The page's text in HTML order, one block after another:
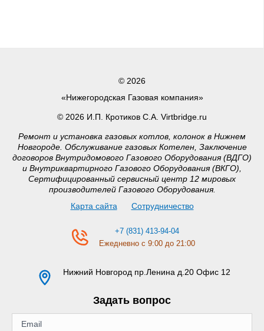
© 2026
«Нижегородская Газовая компания»
© 2026 И.П. Кротиков С.А. Virtbridge.ru
Ремонт и установка газовых котлов, колонок в Нижнем
Новгороде. Обслуживание газовых Котелен, Заключение
договоров Внутридомового Газового Оборудования (ВДГО)
и Внутриквартирного Газового Оборудования (ВКГО),
Сертифицированный сервисный центр 12 мировых
производителей Газового Оборудования.
Карта сайта
Сотрудничество
+7 (831) 413-94-04
Ежедневно с 9:00 до 21:00
Нижний Новгород пр.Ленина д.20 Офис 12
Задать вопрос